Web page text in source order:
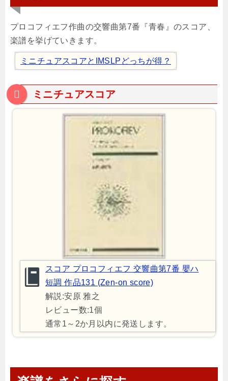
プロコフィエフ作曲の交響曲第7番『青春』のスコア、
楽譜を挙げていきます。
ミニチュアスコアとIMSLPどっちが得？
ミニチュアスコア
スコア プロコフィエフ 交響曲第7番 嬰ハ
短調 作品131 (Zen‐on score)
解説:安原 雅之
レビュー数:1個
通常1～2か月以内に発送します。